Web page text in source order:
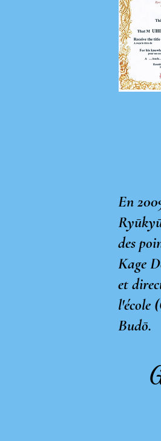
En
des
Kage
et
l'école
Budō.